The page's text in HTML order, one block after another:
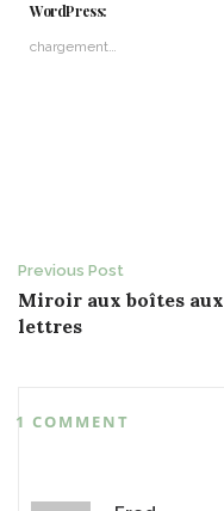
WordPress:
chargement…
Post
navigation
Previous Post
Miroir aux boîtes aux
lettres
1 COMMENT